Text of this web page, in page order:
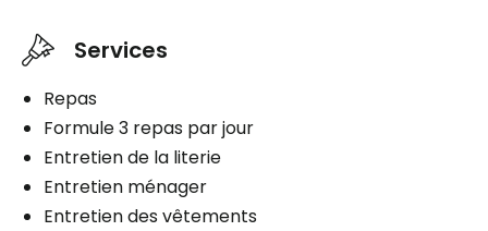
Planifier une visite
Services
Repas
Formule 3 repas par jour
Entretien de la literie
Entretien ménager
Entretien des vêtements